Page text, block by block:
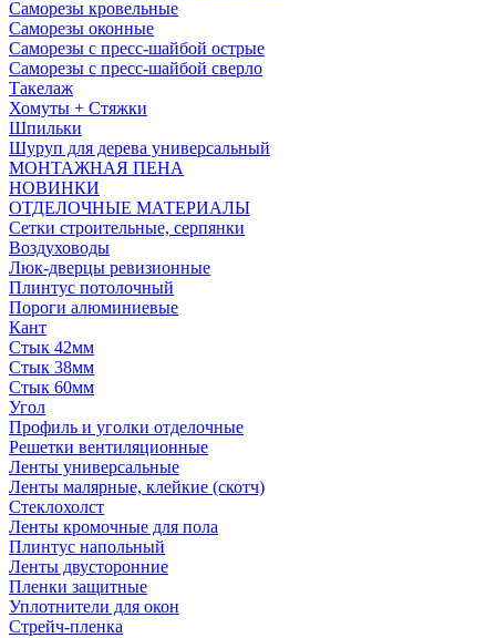
Саморезы кровельные
Саморезы оконные
Саморезы с пресс-шайбой острые
Саморезы с пресс-шайбой сверло
Такелаж
Хомуты + Стяжки
Шпильки
Шуруп для дерева универсальный
МОНТАЖНАЯ ПЕНА
НОВИНКИ
ОТДЕЛОЧНЫЕ МАТЕРИАЛЫ
Сетки строительные, серпянки
Воздуховоды
Люк-дверцы ревизионные
Плинтус потолочный
Пороги алюминиевые
Кант
Стык 42мм
Стык 38мм
Стык 60мм
Угол
Профиль и уголки отделочные
Решетки вентиляционные
Ленты универсальные
Ленты малярные, клейкие (скотч)
Стеклохолст
Ленты кромочные для пола
Плинтус напольный
Ленты двусторонние
Пленки защитные
Уплотнители для окон
Стрейч-пленка